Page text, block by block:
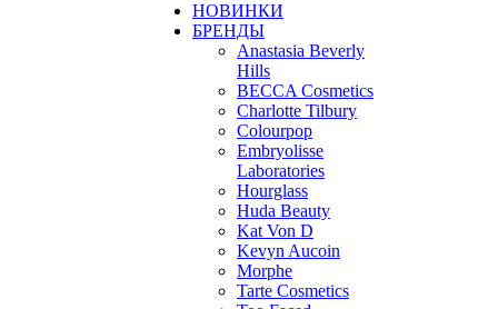
НОВИНКИ
БРЕНДЫ
Anastasia Beverly
Hills
BECCA Cosmetics
Charlotte Tilbury
Colourpop
Embryolisse
Laboratories
Hourglass
Huda Beauty
Kat Von D
Kevyn Aucoin
Morphe
Tarte Cosmetics